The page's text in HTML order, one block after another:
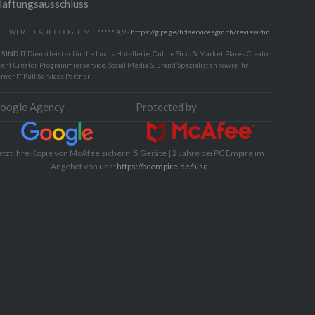
anzupassen und Websites zu
optimieren? HD Builder von HD
modernste KI-Technologie und
intuitive Echtzeit-Bearbeitung.
Perfekt für Agenturen,
BEWERTET AUF GOOGLE MIT ***** 4,9 - https://g.page/hdservicesgmbh/review?nr
SIND IT Dienstleister für die Luxus Hotellerie, Online Shop & Market Places Creator,
Creator, Programmierservice, Social Media & Brand Spezialisten sowie Ihr
IT Full Services Partner
Agency - - Protected by -
Ihre Kopie von McAfee sichern: 5 Geräte | 2 Jahre bei PC Empire im
Angebot von uns: https://pcempire.de/nlsq